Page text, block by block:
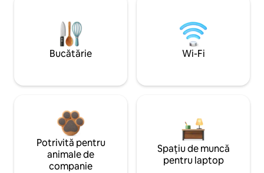
Bucătărie Wi-Fi
Potrivită pentru
animale de
companie
Spațiu de muncă
pentru laptop